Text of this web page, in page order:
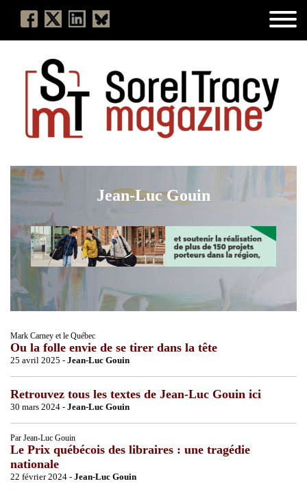
Jean-Luc Gouin
Mark Carney et le Québec
Ou la folle envie de se tirer dans la tête
25 avril 2025 - Jean-Luc Gouin
Retrouvez tous les textes de Jean-Luc Gouin ici
30 mars 2024 - Jean-Luc Gouin
Par Jean-Luc Gouin
Le Prix québécois des libraires : une tragédie
nationale
22 février 2024 - Jean-Luc Gouin